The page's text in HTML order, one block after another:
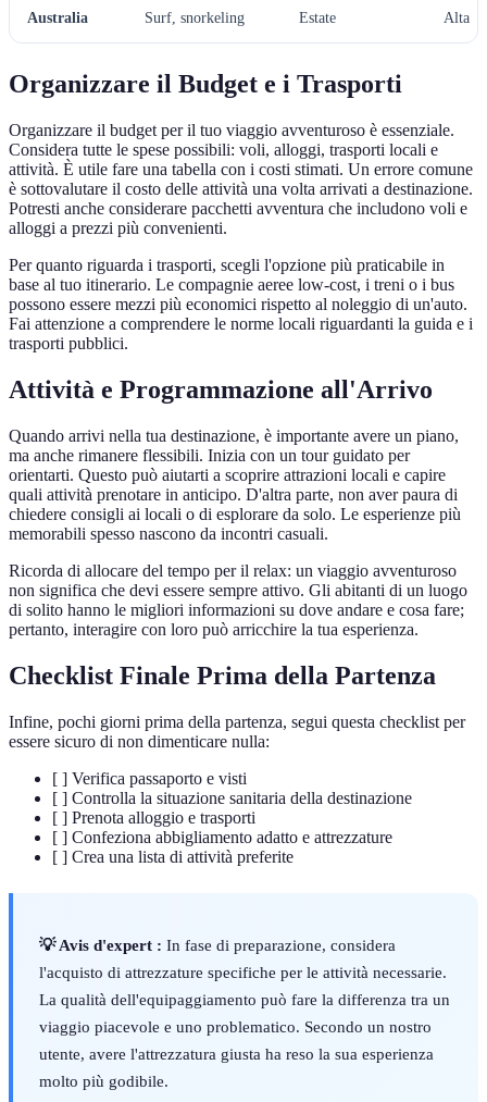
Australia Surf, snorkeling Estate Alta
Organizzare il Budget e i Trasporti
Organizzare il budget per il tuo viaggio avventuroso è essenziale.
Considera tutte le spese possibili: voli, alloggi, trasporti locali e
attività. È utile fare una tabella con i costi stimati. Un errore comune
è sottovalutare il costo delle attività una volta arrivati a destinazione.
Potresti anche considerare pacchetti avventura che includono voli e
alloggi a prezzi più convenienti.
Per quanto riguarda i trasporti, scegli l'opzione più praticabile in
base al tuo itinerario. Le compagnie aeree low-cost, i treni o i bus
possono essere mezzi più economici rispetto al noleggio di un'auto.
Fai attenzione a comprendere le norme locali riguardanti la guida e i
trasporti pubblici.
Attività e Programmazione all'Arrivo
Quando arrivi nella tua destinazione, è importante avere un piano,
ma anche rimanere flessibili. Inizia con un tour guidato per
orientarti. Questo può aiutarti a scoprire attrazioni locali e capire
quali attività prenotare in anticipo. D'altra parte, non aver paura di
chiedere consigli ai locali o di esplorare da solo. Le esperienze più
memorabili spesso nascono da incontri casuali.
Ricorda di allocare del tempo per il relax: un viaggio avventuroso
non significa che devi essere sempre attivo. Gli abitanti di un luogo
di solito hanno le migliori informazioni su dove andare e cosa fare;
pertanto, interagire con loro può arricchire la tua esperienza.
Checklist Finale Prima della Partenza
Infine, pochi giorni prima della partenza, segui questa checklist per
essere sicuro di non dimenticare nulla:
[ ] Verifica passaporto e visti
[ ] Controlla la situazione sanitaria della destinazione
[ ] Prenota alloggio e trasporti
[ ] Confeziona abbigliamento adatto e attrezzature
[ ] Crea una lista di attività preferite
💡 Avis d'expert : In fase di preparazione, considera
l'acquisto di attrezzature specifiche per le attività necessarie.
La qualità dell'equipaggiamento può fare la differenza tra un
viaggio piacevole e uno problematico. Secondo un nostro
utente, avere l'attrezzatura giusta ha reso la sua esperienza
molto più godibile.